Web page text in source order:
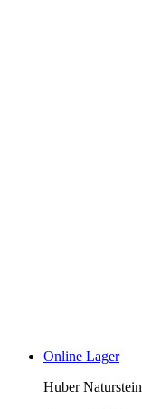
Online Lager
Huber Naturstein